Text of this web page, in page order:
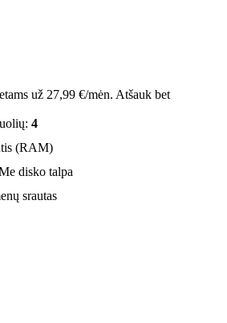
už 27,99 €/mėn. Atšauk bet
4
(RAM)
disko talpa
srautas